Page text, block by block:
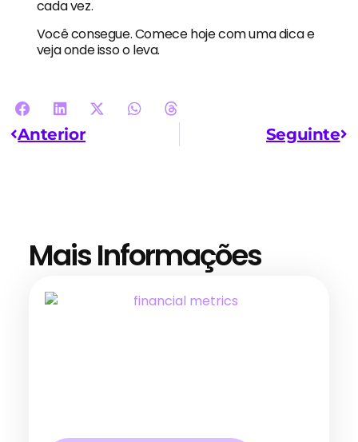
cada vez.
Você consegue. Comece hoje com uma dica e
veja onde isso o leva.
Anterior Seguinte
Mais Informações